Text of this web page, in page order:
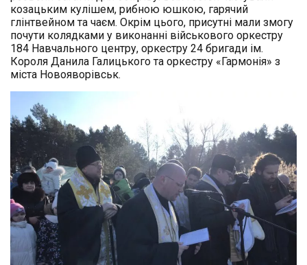
козацьким кулішем, рибною юшкою, гарячий
глінтвейном та чаєм. Окрім цього, присутні мали змогу
почути колядками у виконанні військового оркестру
184 Навчального центру, оркестру 24 бригади ім.
Короля Данила Галицького та оркестру «Гармонія» з
міста Новояворівськ.